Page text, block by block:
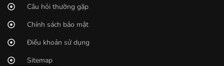
Câu hỏi thường gặp
Chính sách bảo mật
Điều khoản sử dụng
Sitemap